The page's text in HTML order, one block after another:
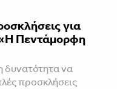
για
Πεντάμορφη
δυνατότητα να
προσκλήσεις